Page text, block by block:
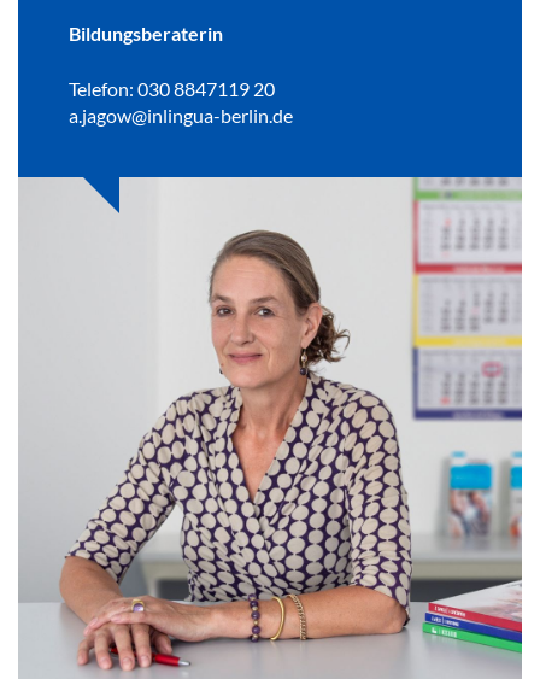
Bildungsberaterin
Telefon: 030 8847119 20
a.jagow@inlingua-berlin.de